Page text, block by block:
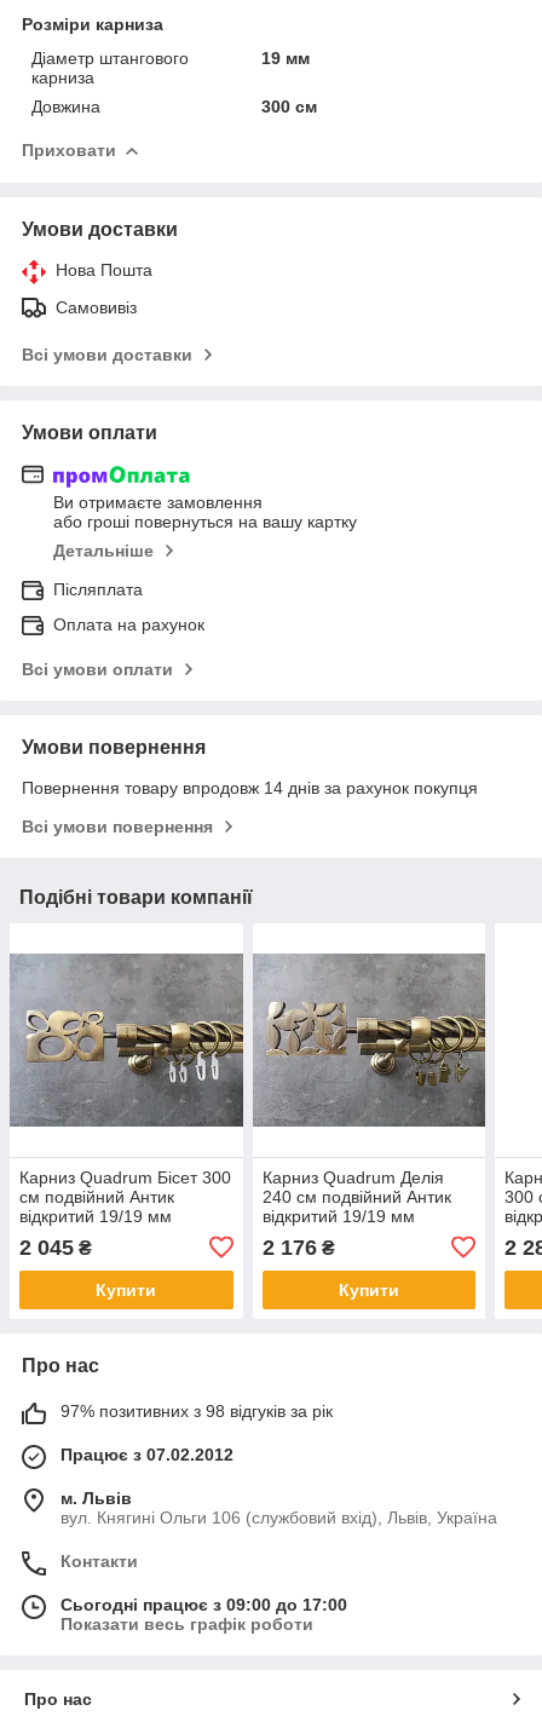
Розміри карниза
Діаметр штангового
карниза
19 мм
Довжина 300 см
Приховати
Умови доставки
Нова Пошта
Самовивіз
Всі умови доставки
Умови оплати
Ви отримаєте замовлення
або гроші повернуться на вашу картку
Детальніше
Післяплата
Оплата на рахунок
Всі умови оплати
Умови повернення
Повернення товару впродовж 14 днів за рахунок покупця
Всі умови повернення
Подібні товари компанії
Карниз Quadrum Бісет 300
см подвійний Антик
відкритий 19/19 мм
кручена (кільця з гачками)
2 045 ₴
Купити
Карниз Quadrum Делія
240 см подвійний Антик
відкритий 19/19 мм
прищіпками)
2 176₴
Купити
300
2
Про нас
97% позитивних з 98 відгуків за рік
Працює з 07.02.2012
м. Львів
вул. Княгині Ольги 106 (службовий вхід), Львів, Україна
Контакти
Сьогодні працює з 09:00 до 17:00
Показати весь графік роботи
Про нас